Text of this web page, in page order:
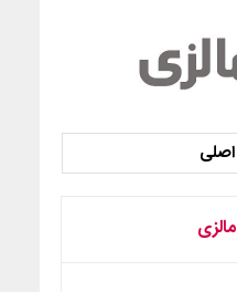
مالزی